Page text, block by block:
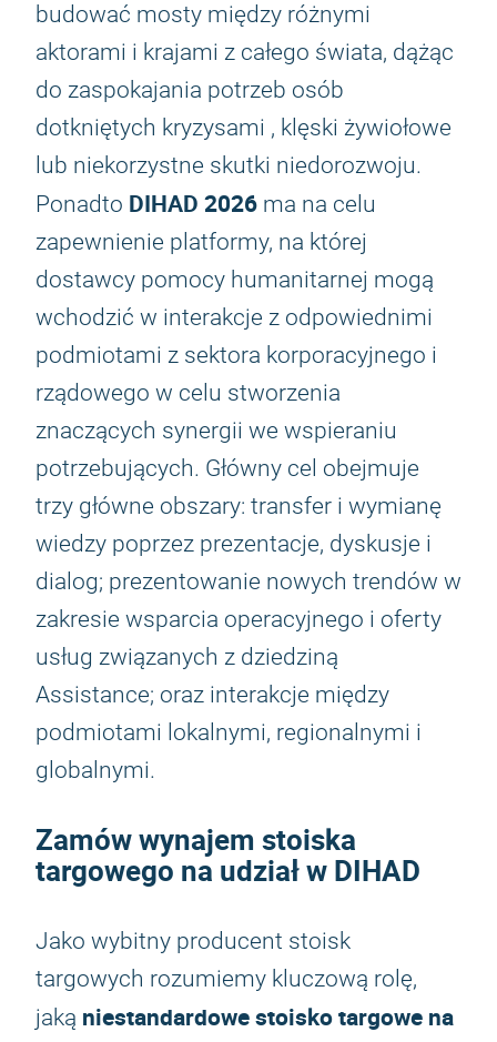
budować mosty między różnymi
aktorami i krajami z całego świata, dążąc
do zaspokajania potrzeb osób
dotkniętych kryzysami , klęski żywiołowe
lub niekorzystne skutki niedorozwoju.
Ponadto DIHAD 2026 ma na celu
zapewnienie platformy, na której
dostawcy pomocy humanitarnej mogą
wchodzić w interakcje z odpowiednimi
podmiotami z sektora korporacyjnego i
rządowego w celu stworzenia
znaczących synergii we wspieraniu
potrzebujących. Główny cel obejmuje
trzy główne obszary: transfer i wymianę
wiedzy poprzez prezentacje, dyskusje i
dialog; prezentowanie nowych trendów w
zakresie wsparcia operacyjnego i oferty
usług związanych z dziedziną
Assistance; oraz interakcje między
podmiotami lokalnymi, regionalnymi i
globalnymi.
Zamów wynajem stoiska
targowego na udział w DIHAD
Jako wybitny producent stoisk
targowych rozumiemy kluczową rolę,
jaką niestandardowe stoisko targowe na